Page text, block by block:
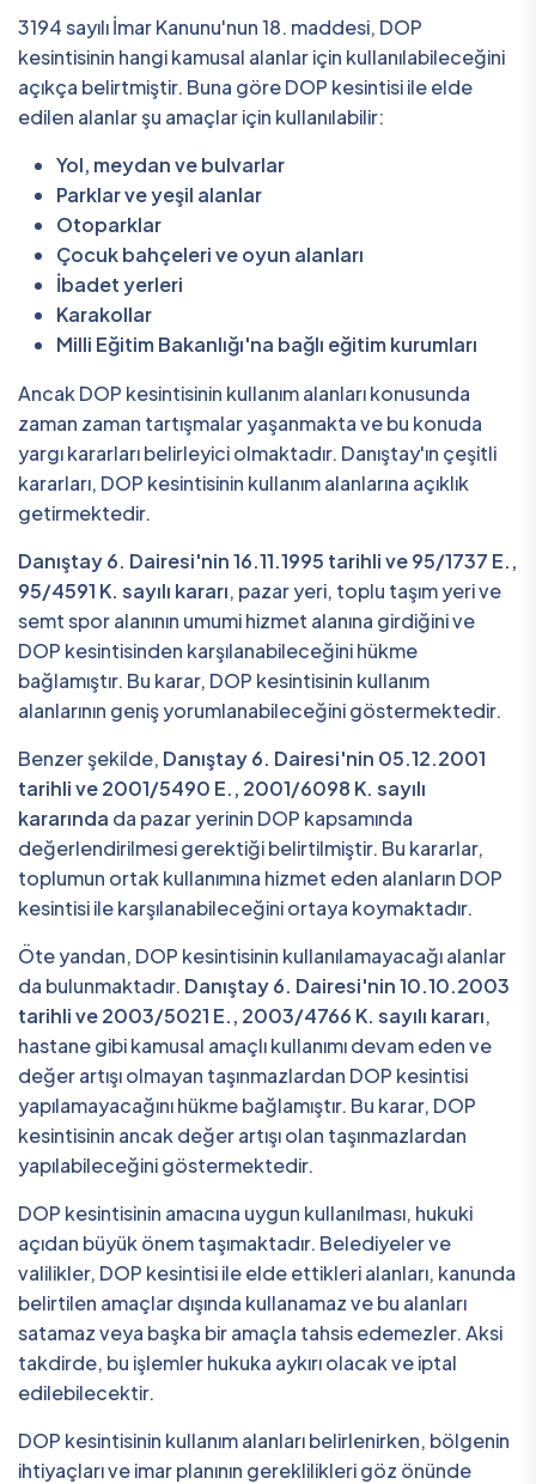
3194 sayılı İmar Kanunu'nun 18. maddesi, DOP
kesintisinin hangi kamusal alanlar için kullanılabileceğini
açıkça belirtmiştir. Buna göre DOP kesintisi ile elde
edilen alanlar şu amaçlar için kullanılabilir:
Yol, meydan ve bulvarlar
Parklar ve yeşil alanlar
Otoparklar
Çocuk bahçeleri ve oyun alanları
İbadet yerleri
Karakollar
Milli Eğitim Bakanlığı'na bağlı eğitim kurumları
Ancak DOP kesintisinin kullanım alanları konusunda
zaman zaman tartışmalar yaşanmakta ve bu konuda
yargı kararları belirleyici olmaktadır. Danıştay'ın çeşitli
kararları, DOP kesintisinin kullanım alanlarına açıklık
getirmektedir.
Danıştay 6. Dairesi'nin 16.11.1995 tarihli ve 95/1737 E.,
95/4591 K. sayılı kararı, pazar yeri, toplu taşım yeri ve
semt spor alanının umumi hizmet alanına girdiğini ve
DOP kesintisinden karşılanabileceğini hükme
bağlamıştır. Bu karar, DOP kesintisinin kullanım
alanlarının geniş yorumlanabileceğini göstermektedir.
Benzer şekilde, Danıştay 6. Dairesi'nin 05.12.2001
tarihli ve 2001/5490 E., 2001/6098 K. sayılı
kararında da pazar yerinin DOP kapsamında
değerlendirilmesi gerektiği belirtilmiştir. Bu kararlar,
toplumun ortak kullanımına hizmet eden alanların DOP
kesintisi ile karşılanabileceğini ortaya koymaktadır.
Öte yandan, DOP kesintisinin kullanılamayacağı alanlar
da bulunmaktadır. Danıştay 6. Dairesi'nin 10.10.2003
tarihli ve 2003/5021 E., 2003/4766 K. sayılı kararı,
hastane gibi kamusal amaçlı kullanımı devam eden ve
değer artışı olmayan taşınmazlardan DOP kesintisi
yapılamayacağını hükme bağlamıştır. Bu karar, DOP
kesintisinin ancak değer artışı olan taşınmazlardan
yapılabileceğini göstermektedir.
DOP kesintisinin amacına uygun kullanılması, hukuki
açıdan büyük önem taşımaktadır. Belediyeler ve
valilikler, DOP kesintisi ile elde ettikleri alanları, kanunda
belirtilen amaçlar dışında kullanamaz ve bu alanları
satamaz veya başka bir amaçla tahsis edemezler. Aksi
takdirde, bu işlemler hukuka aykırı olacak ve iptal
edilebilecektir.
DOP kesintisinin kullanım alanları belirlenirken, bölgenin
ihtiyaçları ve imar planının gereklilikleri göz önünde